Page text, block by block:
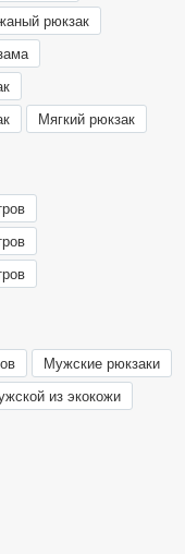
рюкзак
Мягкий рюкзак
Мужские рюкзаки
из экокожи